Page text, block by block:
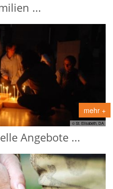
...
mehr +
© St. Elisabeth, DA
Angebote ...